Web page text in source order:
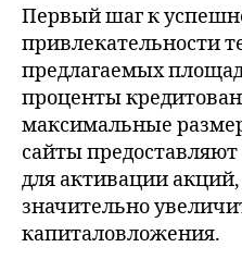
Первый шаг к
привлекательности
предлагаемых
проценты
максимальные
сайты
для активации
значительно
капиталовложения.